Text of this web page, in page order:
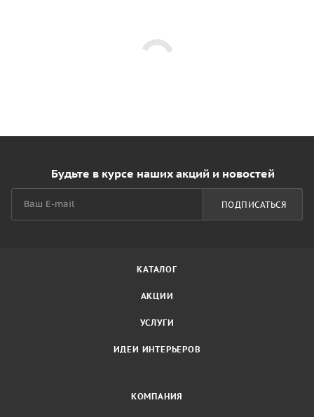
Будьте в курсе наших акций и новостей
ПОДПИСАТЬСЯ
КАТАЛОГ
АКЦИИ
УСЛУГИ
ИДЕИ ИНТЕРЬЕРОВ
КОМПАНИЯ